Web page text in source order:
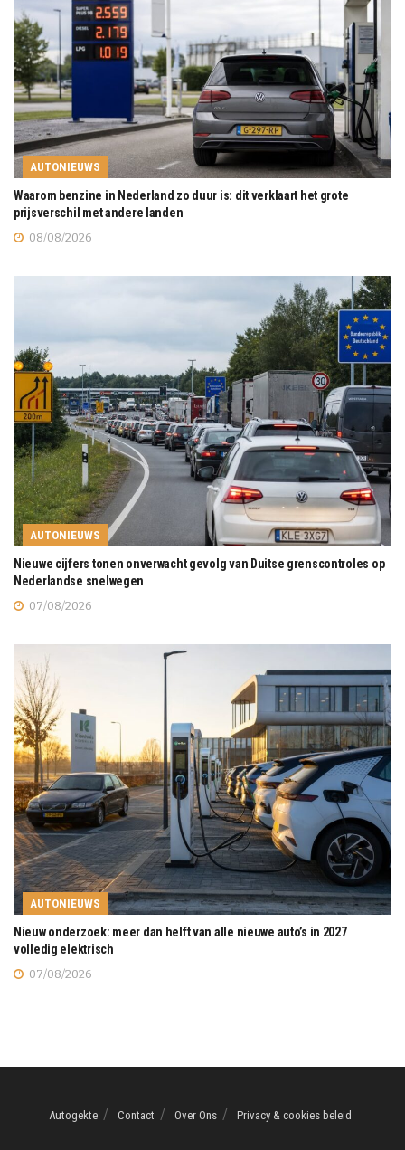
AUTONIEUWS
Waarom benzine in Nederland zo duur is: dit verklaart het grote
prijsverschil met andere landen
08/08/2026
AUTONIEUWS
Nieuwe cijfers tonen onverwacht gevolg van Duitse grenscontroles op
Nederlandse snelwegen
07/08/2026
AUTONIEUWS
Nieuw onderzoek: meer dan helft van alle nieuwe auto’s in 2027
volledig elektrisch
07/08/2026
Autogekte Contact Over Ons Privacy & cookies beleid